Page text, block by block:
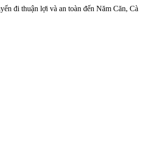
đi thuận lợi và an toàn đến Năm Căn, Cà